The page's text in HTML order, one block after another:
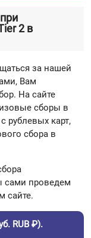
2 в
за нашей
Вам
На сайте
сборы в
рублевых карт,
сбора в
сами проведем
сайте.
RUB ₽).